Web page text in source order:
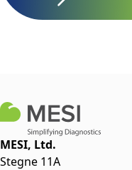
MESI, Ltd.
Stegne 11A